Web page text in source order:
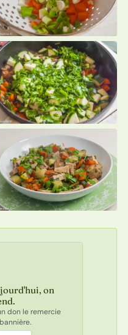
on
don le remercie